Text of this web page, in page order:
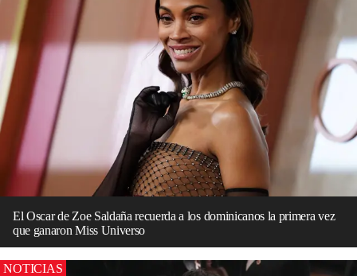
El Oscar de Zoe Saldaña recuerda a los dominicanos la primera vez
que ganaron Miss Universo
NOTICIAS